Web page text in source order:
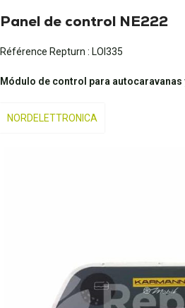
Panel de control NE222
Référence Repturn : LOI335
Módulo de control para autocaravanas
NORDELETTRONICA